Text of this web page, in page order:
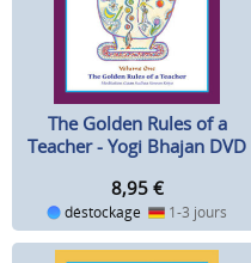
The Golden Rules of a
Teacher - Yogi Bhajan DVD
8,95 €
déstockage 1-3 jours